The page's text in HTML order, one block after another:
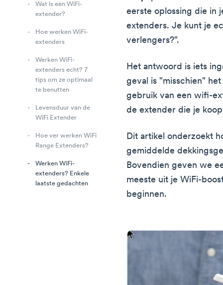
Wat is een WiFi-
extender?
Hoe werken WiFi-
extenders
Werken WiFi-
extenders echt? 7
tips om ze optimaal
te benutten
Levensduur van de
WiFi Extender
Hoe ver werken WiFi
Range Extenders?
Werken WiFi-
extenders? Enkele
laatste gedachten
eerste oplossing die in
extenders. Je kunt je
verlengers?".
Het antwoord is iets
geval is "misschien"
gebruik van een wifi-
de extender die je
Dit artikel onderzoekt
gemiddelde
Bovendien geven we
meeste uit je WiFi-
beginnen.